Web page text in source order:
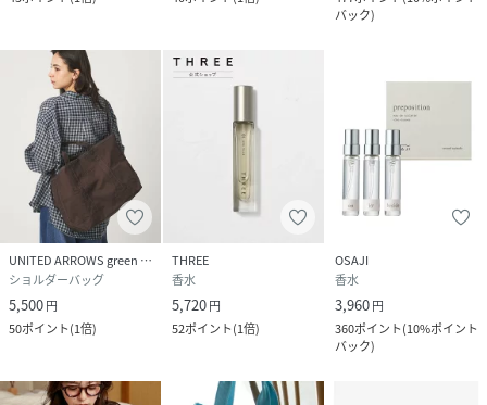
バック)
UNITED ARROWS green label relaxing
ショルダーバッグ
5,500円
50ポイント(1倍)
THREE
香水
5,720円
52ポイント(1倍)
OSAJI
香水
3,960円
360ポイント(10%ポイント
バック)